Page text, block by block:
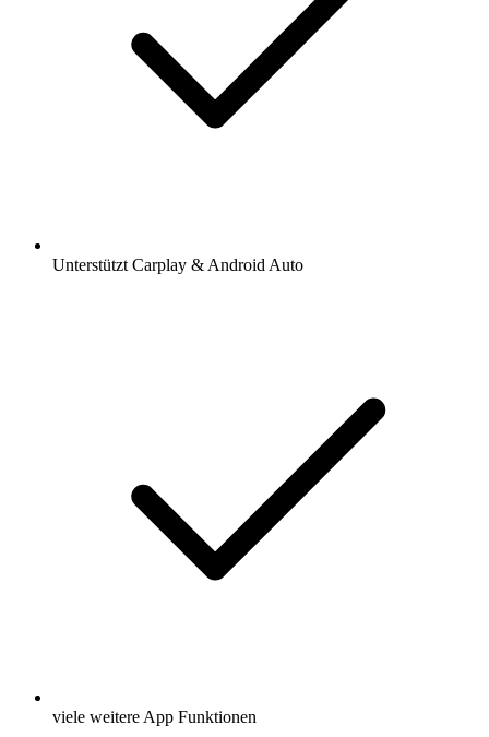
Unterstützt Carplay & Android Auto
viele weitere App Funktionen